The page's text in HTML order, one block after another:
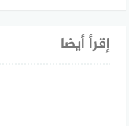
إقرأ أيضا